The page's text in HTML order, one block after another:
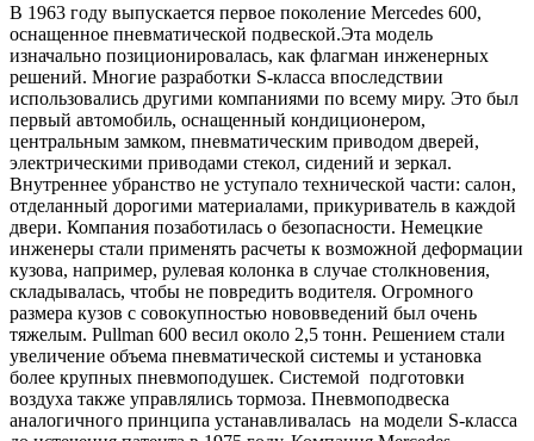
В 1963 году выпускается первое поколение Mercedes 600,
оснащенное пневматической подвеской.Эта модель
изначально позиционировалась, как флагман инженерных
решений. Многие разработки S-класса впоследствии
использовались другими компаниями по всему миру. Это был
первый автомобиль, оснащенный кондиционером,
центральным замком, пневматическим приводом дверей,
электрическими приводами стекол, сидений и зеркал.
Внутреннее убранство не уступало технической части: салон,
отделанный дорогими материалами, прикуриватель в каждой
двери. Компания позаботилась о безопасности. Немецкие
инженеры стали применять расчеты к возможной деформации
кузова, например, рулевая колонка в случае столкновения,
складывалась, чтобы не повредить водителя. Огромного
размера кузов с совокупностью нововведений был очень
тяжелым. Pullman 600 весил около 2,5 тонн. Решением стали
увеличение объема пневматической системы и установка
более крупных пневмоподушек. Системой подготовки
воздуха также управлялись тормоза. Пневмоподвеска
аналогичного принципа устанавливалась на модели S-класса